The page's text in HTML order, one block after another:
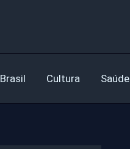
Brasil Cultura Saúde